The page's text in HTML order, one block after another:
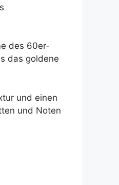
des 60er-
das goldene
und einen
und Noten